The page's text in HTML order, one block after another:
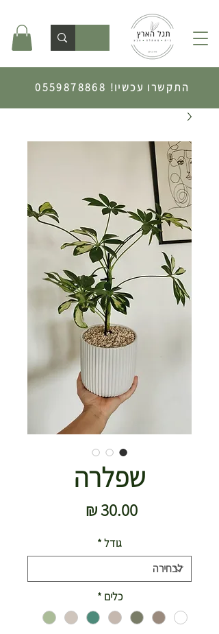
התקשרו עכשיו! 0559878868
שפלרה
‏30.00 ‏₪
גודל*
כלים *